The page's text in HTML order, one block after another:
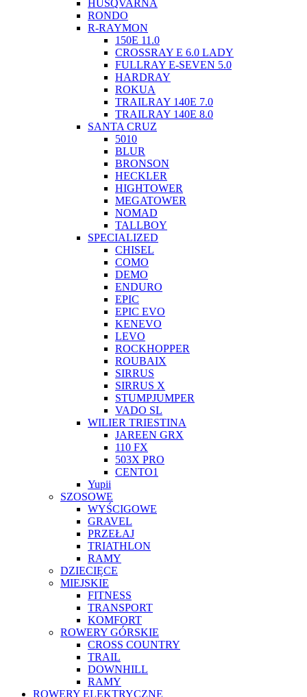
HUSQVARNA
RONDO
R-RAYMON
150E 11.0
CROSSRAY E 6.0 LADY
FULLRAY E-SEVEN 5.0
HARDRAY
ROKUA
TRAILRAY 140E 7.0
TRAILRAY 140E 8.0
SANTA CRUZ
5010
BLUR
BRONSON
HECKLER
HIGHTOWER
MEGATOWER
NOMAD
TALLBOY
SPECIALIZED
CHISEL
COMO
DEMO
ENDURO
EPIC
EPIC EVO
KENEVO
LEVO
ROCKHOPPER
ROUBAIX
SIRRUS
SIRRUS X
STUMPJUMPER
VADO SL
WILIER TRIESTINA
JAREEN GRX
110 FX
503X PRO
CENTO1
Yupii
SZOSOWE
WYŚCIGOWE
GRAVEL
PRZEŁAJ
TRIATHLON
RAMY
DZIECIĘCE
MIEJSKIE
FITNESS
TRANSPORT
KOMFORT
ROWERY GÓRSKIE
CROSS COUNTRY
TRAIL
DOWNHILL
RAMY
ROWERY ELEKTRYCZNE